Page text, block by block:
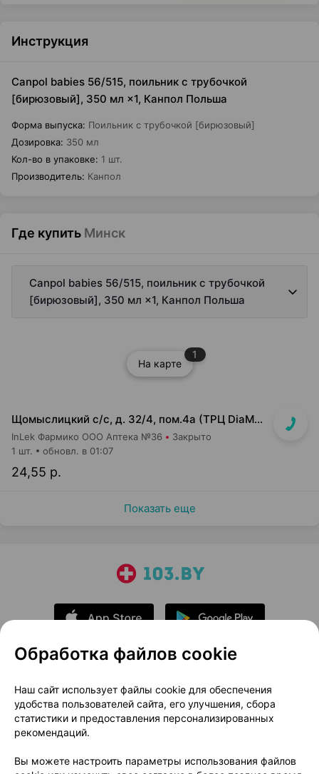
Инструкция
Canpol babies 56/515, поильник с трубочкой
[бирюзовый], 350 мл ×1, Канпол Польша
Форма выпуска: Поильник с трубочкой [бирюзовый]
Дозировка: 350 мл
Кол-во в упаковке: 1 шт.
Производитель: Канпол
Где купить Минск
Canpol babies 56/515, поильник с трубочкой
[бирюзовый], 350 мл ×1, Канпол Польша
На карте
1
Щомыслицкий с/с, д. 32/4, пом.4а (ТРЦ DiaMond city, вход напротив магазина Маяк)
InLek Фармико ООО Аптека №36 Закрыто
24,55 р.
1 шт. обновл. в 01:07
Показать еще
О проекте
Новости проекта
Размещение рекламы
Медицинский маркетинг
Публичный договор
Доставка
Способы оплаты
Вакансии Партнеры
Обработка файлов cookie
Наш сайт использует файлы cookie для обеспечения
удобства пользователей сайта, его улучшения, сбора
статистики и предоставления персонализированных
рекомендаций.
Вы можете настроить параметры использования файлов